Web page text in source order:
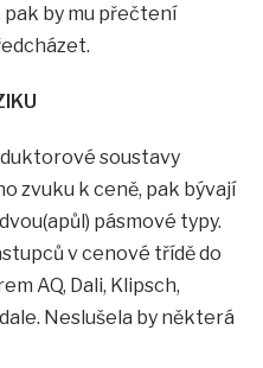
by mu přečtení
soustavy
zvuku k ceně, pak bývají
pásmové typy.
v cenové třídě do
AQ, Dali, Klipsch,
Neslušela by některá